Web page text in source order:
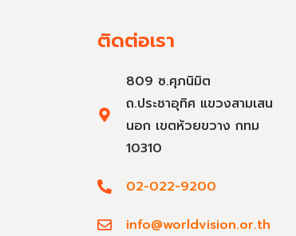
ติดต่อเรา
809 ซ.ศุภนิมิต
ถ.ประชาอุทิศ แขวงสามเสน
นอก เขตห้วยขวาง กทม
10310
02-022-9200
info@worldvision.or.th